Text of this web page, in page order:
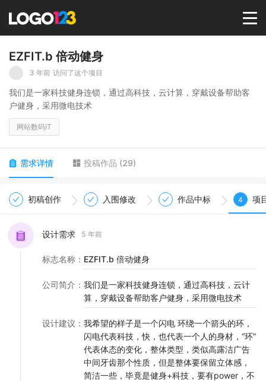
选择套餐→
商标版权
LOGO
EZFIT.b 倍动健身
3 年前 访问了这个项目
我们是一家科技健身连锁，通过高科技，云计算，穿戴设备帮助客
户健身，采用微电技术
网站数码IT
需求详情 投稿作品 (29)
初稿创作 入围修改 作品中标 4 项
设计需求 5 年前
标志名称 ： EZFIT.b 倍动健身
公司简介 ： 我们是一家科技健身连锁，通过高科技，云计
算，穿戴设备帮助客户健身，采用微电技术
设计建议 ： 我希望的样子是一个闪电 环绕一个箭头的环，
闪电代表科技，快，也代表一个人的身材，“环”
代表体态的变化，整体类型，类似高露洁广告
中间牙齿那个性质，但是整体要保留立体感，
简洁一些，毕竟是健身+科技，要有power，不